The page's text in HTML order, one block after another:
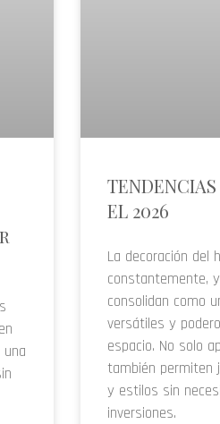
EL 2026
La decoración del
constantemente,
consolidan como
versátiles y
espacio. No solo
también permiten
y estilos sin
inversiones.